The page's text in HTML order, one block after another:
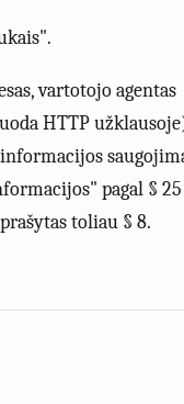
vartotojo agentas
HTTP
pagal § 25
toliau § 8.